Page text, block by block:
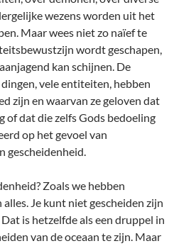
wezens worden uit het
Maar wees niet zo naïef te
wordt geschapen,
kan schijnen. De
vele entiteiten, hebben
zijn en waarvan ze geloven dat
of dat die zelfs Gods bedoeling
op het gevoel van
gescheidenheid.
Zoals we hebben
Je kunt niet gescheiden zijn
is hetzelfde als een druppel in
van de oceaan te zijn. Maar